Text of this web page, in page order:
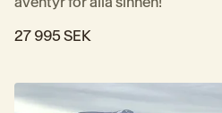
27 995 SEK